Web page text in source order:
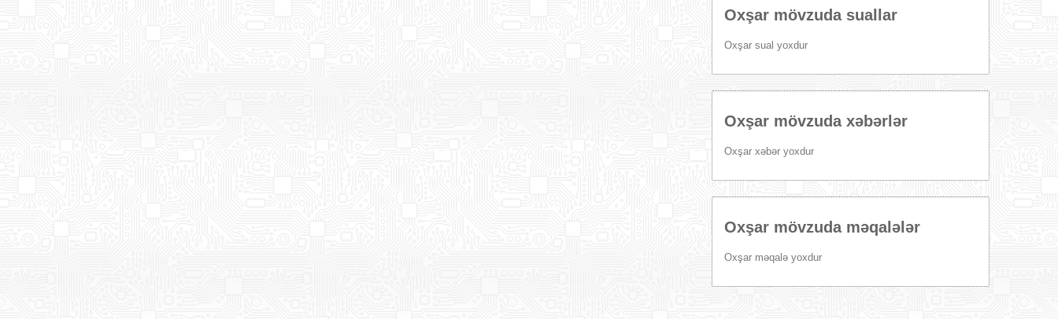
Oxşar mövzuda suallar
Oxşar sual yoxdur
Oxşar mövzuda xəbərlər
Oxşar xəbər yoxdur
Oxşar mövzuda məqalələr
Oxşar məqalə yoxdur